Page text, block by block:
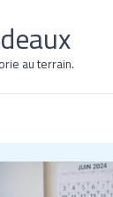
au terrain.